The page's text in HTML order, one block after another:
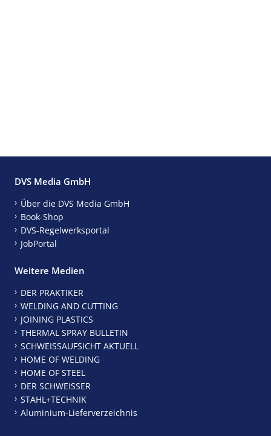
DVS Media GmbH
Über die DVS Media GmbH
Book-Shop
DVS-Regelwerksportal
JobPortal
Weitere Medien
DER PRAKTIKER
WELDING AND CUTTING
JOINING PLASTICS
THERMAL SPRAY BULLETIN
SCHWEISSAUFSICHT AKTUELL
HOME OF WELDING
HOME OF STEEL
DER SCHWEISSER
STAHL+TECHNIK
Aluminium-Lieferverzeichnis